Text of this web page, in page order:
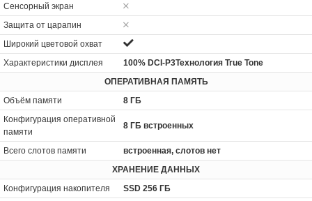
Сенсорный экран
Защита от царапин
Широкий цветовой охват
Характеристики дисплея
100% DCI-P3Технология True Tone
ОПЕРАТИВНАЯ ПАМЯТЬ
Объём памяти
8 ГБ
Конфигурация оперативной
памяти
8 ГБ встроенных
Всего слотов памяти
встроенная, слотов нет
ХРАНЕНИЕ ДАННЫХ
Конфигурация накопителя
SSD 256 ГБ